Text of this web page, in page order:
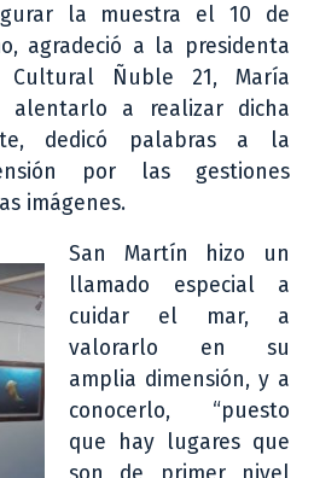
la muestra el 10 de
agradeció a la presidenta
Cultural Ñuble 21, María
alentarlo a realizar dicha
dedicó palabras a la
por las gestiones
imágenes.
San Martín hizo un
llamado especial a
cuidar el mar, a
valorarlo en su
amplia dimensión, y a
conocerlo, “puesto
que hay lugares que